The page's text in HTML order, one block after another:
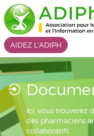
AIDEZ L'ADIPH
Ici, vous trouverez
des pharmaciens
collaboratifs